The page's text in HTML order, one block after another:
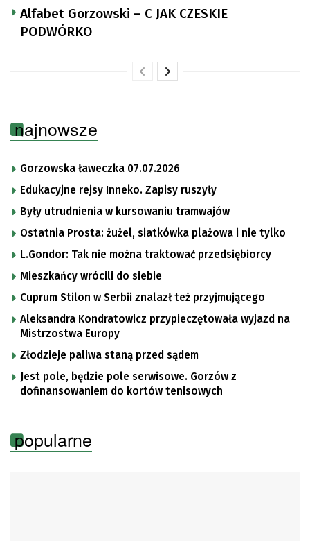
Alfabet Gorzowski – C JAK CZESKIE
PODWÓRKO
najnowsze
Gorzowska ławeczka 07.07.2026
Edukacyjne rejsy Inneko. Zapisy ruszyły
Były utrudnienia w kursowaniu tramwajów
Ostatnia Prosta: żużel, siatkówka plażowa i nie tylko
L.Gondor: Tak nie można traktować przedsiębiorcy
Mieszkańcy wrócili do siebie
Cuprum Stilon w Serbii znalazł też przyjmującego
Aleksandra Kondratowicz przypieczętowała wyjazd na
Mistrzostwa Europy
Złodzieje paliwa staną przed sądem
Jest pole, będzie pole serwisowe. Gorzów z
dofinansowaniem do kortów tenisowych
popularne